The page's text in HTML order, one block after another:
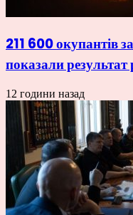
211 600 окупантів
показали результат
12 години назад